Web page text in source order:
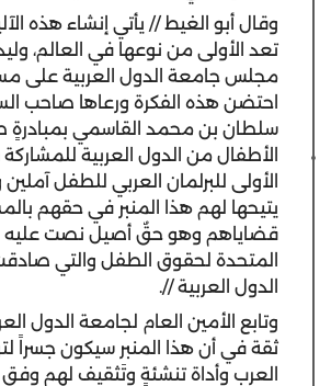
وقال أبو الغيط // يأتي إنشاء هذه
تعد الأولى من نوعها في العالم،
مجلس جامعة الدول العربية على
احتضن هذه الفكرة ورعاها صاحب
سلطان بن محمد القاسمي بمبادرةٍ
الأطفال من الدول العربية
الأولى للبرلمان العربي للطفل
يتيحها لهم هذا المنبر في حقهم
قضاياهم وهو حقٌ أصيل نصت عليه
المتحدة لحقوق الطفل والتي
الدول العربية //.
وتابع الأمين العام لجامعة الدول
ثقة في أن هذا المنبر سيكون جسراً
العرب وأداة تنشئةٍ وتَثقيف لهم